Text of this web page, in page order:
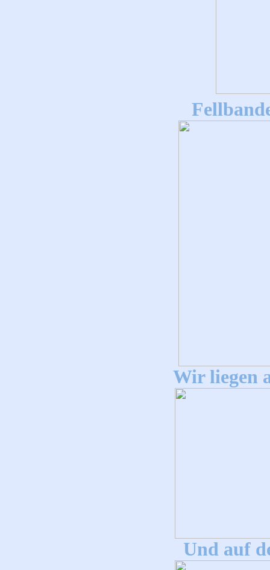
Wir liegen
Und auf